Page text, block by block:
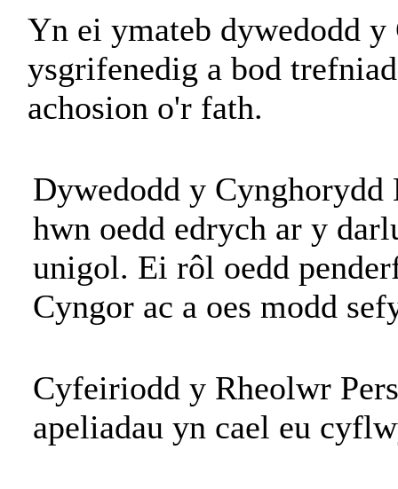
Yn ei ymateb dywedodd y
ysgrifenedig a bod
achosion o'r fath.
Dywedodd y Cynghorydd
hwn oedd edrych ar y
unigol. Ei rôl oedd
Cyngor ac a oes modd
Cyfeiriodd y Rheolwr
apeliadau yn cael eu